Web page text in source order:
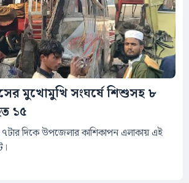
মুখোমুখি সংঘর্ষে শিশুসহ ৮
১৫
দিকে উপজেলার কাশিকাপন এলাকায় এই